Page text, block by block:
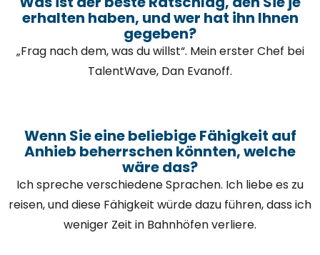
erhalten haben, und wer hat ihn Ihnen
gegeben?
„Frag nach dem, was du willst“. Mein erster Chef bei
TalentWave, Dan Evanoff.
Wenn Sie eine beliebige Fähigkeit auf
Anhieb beherrschen könnten, welche
wäre das?
Ich spreche verschiedene Sprachen. Ich liebe es zu
reisen, und diese Fähigkeit würde dazu führen, dass ich
weniger Zeit in Bahnhöfen verliere.